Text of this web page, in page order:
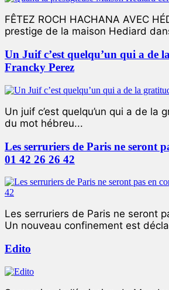
FÊTEZ ROCH HACHANA AVEC
prestige de la maison Hediard
Un Juif c’est quelqu’un qui a de
Francky Perez
Un juif c’est quelqu’un qui a de la
du mot hébreu...
Les serruriers de Paris ne seront
01 42 26 26 42
Les serruriers de Paris ne seront
Un nouveau confinement est
Edito